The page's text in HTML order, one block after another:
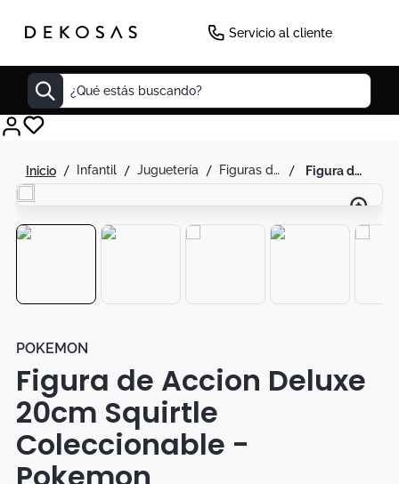
Servicio al cliente
¿Qué estás buscando?
infantil juguetería figuras de acción figura de accion deluxe 20cm squirtle coleccionable - pokemon
POKEMON
Figura de Accion Deluxe
20cm Squirtle
Coleccionable -
Decoracion
Cuadro
Sillas
Duvet
Botas
Dko